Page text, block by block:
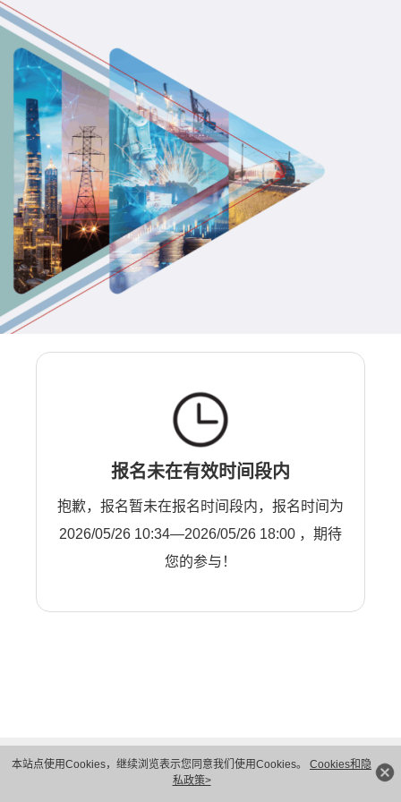
本站点使用Cookies，继续浏览表示您同意我们使用Cookies。 Cookies和隐
私政策>
报名未在有效时间段内
抱歉，报名暂未在报名时间段内，报名时间为
2026/05/26 10:34—2026/05/26 18:00 ，期待
您的参与！